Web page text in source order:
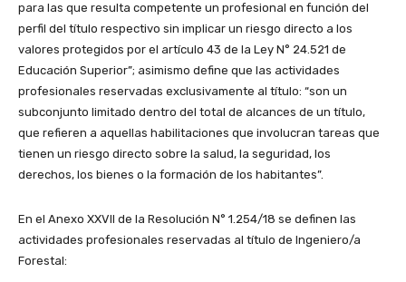
para las que resulta competente un profesional en función del
perfil del título respectivo sin implicar un riesgo directo a los
valores protegidos por el artículo 43 de la Ley N° 24.521 de
Educación Superior”; asimismo define que las actividades
profesionales reservadas exclusivamente al título: “son un
subconjunto limitado dentro del total de alcances de un título,
que refieren a aquellas habilitaciones que involucran tareas que
tienen un riesgo directo sobre la salud, la seguridad, los
derechos, los bienes o la formación de los habitantes”.
En el Anexo XXVII de la Resolución N° 1.254/18 se definen las
actividades profesionales reservadas al título de Ingeniero/a
Forestal: